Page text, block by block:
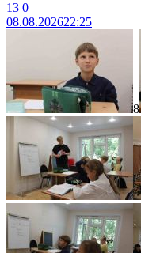
13 0
08.08.202622:25
8